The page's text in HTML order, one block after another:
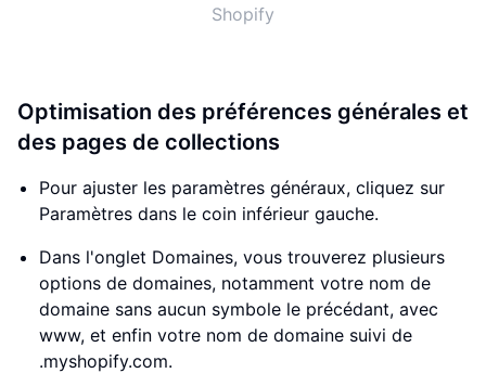
Shopify
Optimisation des préférences générales et
des pages de collections
Pour ajuster les paramètres généraux, cliquez sur
Paramètres dans le coin inférieur gauche.
Dans l'onglet Domaines, vous trouverez plusieurs
options de domaines, notamment votre nom de
domaine sans aucun symbole le précédant, avec
www, et enfin votre nom de domaine suivi de
.myshopify.com.